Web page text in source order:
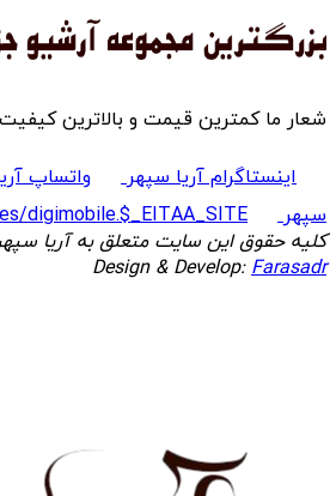
شعار ما کمترین قیمت و بالاترین کیفیت
اینستاگرام آریا سپهر واتساپ
سپهر
digimobile.$_EITAA_SITE
کلیه حقوق این سایت متعلق به آریا
Design & Develop:Farasadr